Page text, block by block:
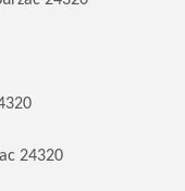
24320